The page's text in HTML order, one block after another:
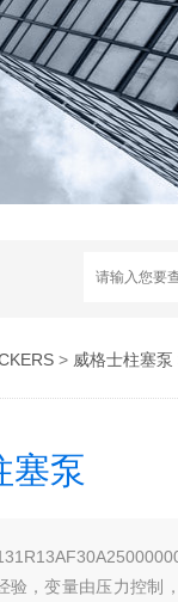
> 威格士柱塞泵
塞泵
验，变量由压力控制